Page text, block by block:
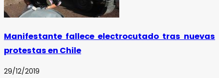
Manifestante fallece electrocutado tras nuevas
protestas en Chile
29/12/2019